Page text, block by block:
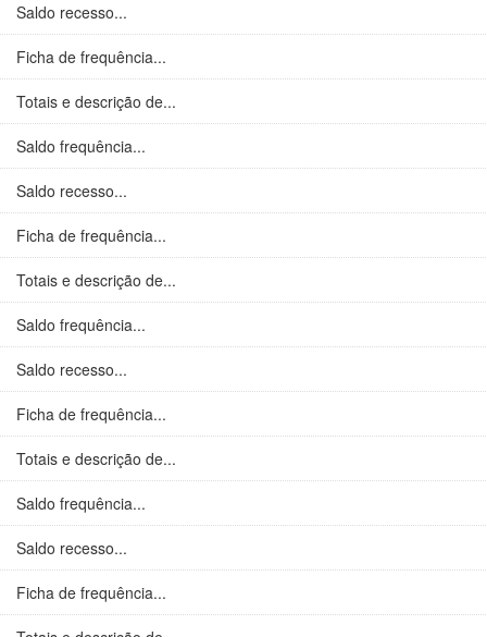
Saldo recesso...
Ficha de frequência...
Totais e descrição de...
Saldo frequência...
Saldo recesso...
Ficha de frequência...
Totais e descrição de...
Saldo frequência...
Saldo recesso...
Ficha de frequência...
Totais e descrição de...
Saldo frequência...
Saldo recesso...
Ficha de frequência...